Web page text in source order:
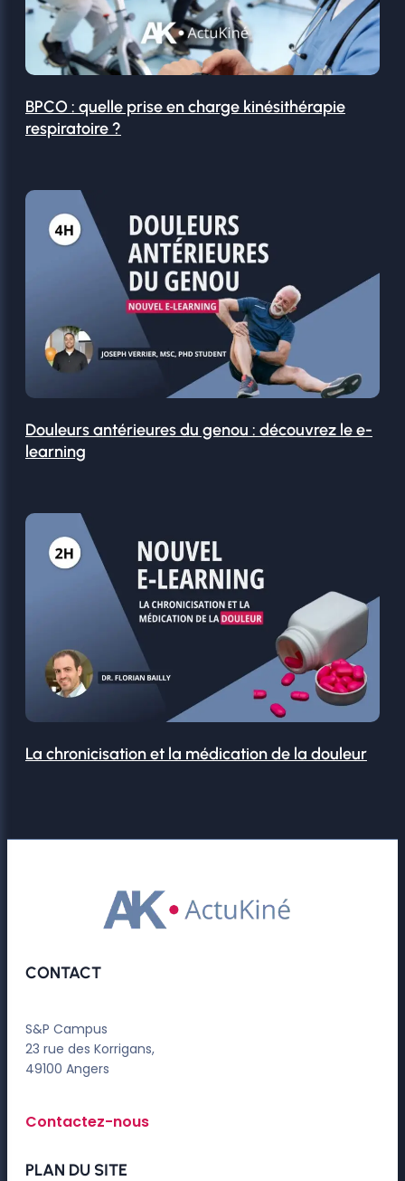
BPCO : quelle prise en charge kinésithérapie
respiratoire ?
Douleurs antérieures du genou : découvrez le e-
learning
La chronicisation et la médication de la douleur
CONTACT
S&P Campus
23 rue des Korrigans,
49100 Angers
Contactez-nous
PLAN DU SITE